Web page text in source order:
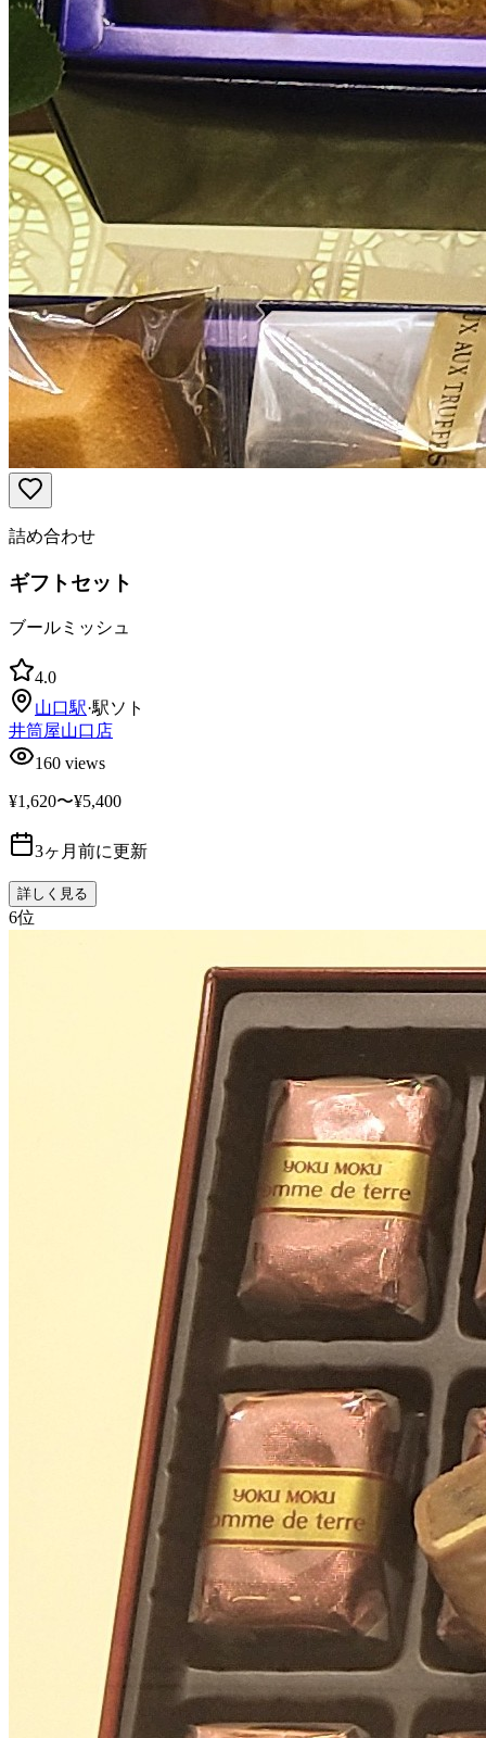
詰め合わせ
ギフトセット
ブールミッシュ
4.0
山口駅·駅ソト
井筒屋山口店
160 views
¥1,620〜¥5,400
3ヶ月前に更新
詳しく見る
6位